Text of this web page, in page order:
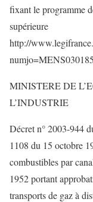
fixant le programme
supérieure
http://
MINISTERE DE
L’INDUSTRIE
Décret n° 2003-944
1108 du 15 octobre
combustibles par
1952 portant
transports de gaz à